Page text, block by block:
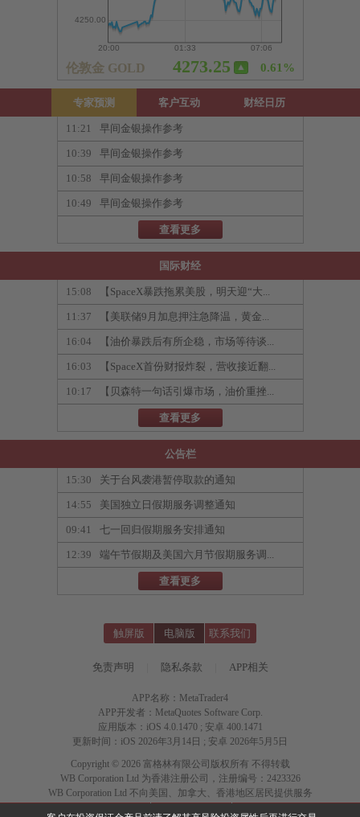
专家预测 客户互动 财经日历
11:21 早间金银操作参考
10:39 早间金银操作参考
10:58 早间金银操作参考
10:49 早间金银操作参考
查看更多
国际财经
15:08 【SpaceX暴跌拖累美股，明天迎“大...
11:37 【美联储9月加息押注急降温，黄金...
16:04 【油价暴跌后有所企稳，市场等待谈...
16:03 【SpaceX首份财报炸裂，营收接近翻...
10:17 【贝森特一句话引爆市场，油价重挫...
查看更多
公告栏
15:30 关于台风袭港暂停取款的通知
14:55 美国独立日假期服务调整通知
09:41 七一回归假期服务安排通知
12:39 端午节假期及美国六月节假期服务调...
查看更多
触屏版 电脑版 联系我们
免责声明 隐私条款 APP相关
APP名称：MetaTrader4
APP开发者：MetaQuotes Software Corp.
应用版本：iOS 4.0.1470 ; 安卓 400.1471
更新时间：iOS 2026年3月14日 ; 安卓 2026年5月5日
Copyright © 2026 富格林有限公司版权所有 不得转载
WB Corporation Ltd 为香港注册公司，注册编号：2423326
WB Corporation Ltd 不向美国、加拿大、香港地区居民提供服务